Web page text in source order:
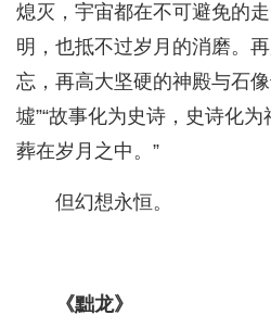
熄灭，宇宙都在不可避免的
明，也抵不过岁月的消磨。
忘，再高大坚硬的神殿与石
墟”“故事化为史诗，史诗化
葬在岁月之中。”
但幻想永恒。
《黜龙》